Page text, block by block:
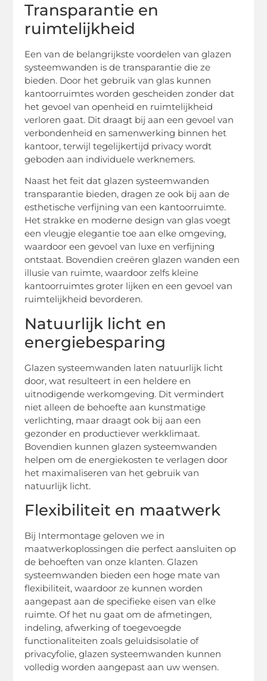
Transparantie en
ruimtelijkheid
Een van de belangrijkste voordelen van glazen
systeemwanden is de transparantie die ze
bieden. Door het gebruik van glas kunnen
kantoorruimtes worden gescheiden zonder dat
het gevoel van openheid en ruimtelijkheid
verloren gaat. Dit draagt bij aan een gevoel van
verbondenheid en samenwerking binnen het
kantoor, terwijl tegelijkertijd privacy wordt
geboden aan individuele werknemers.
Naast het feit dat glazen systeemwanden
transparantie bieden, dragen ze ook bij aan de
esthetische verfijning van een kantoorruimte.
Het strakke en moderne design van glas voegt
een vleugje elegantie toe aan elke omgeving,
waardoor een gevoel van luxe en verfijning
ontstaat. Bovendien creëren glazen wanden een
illusie van ruimte, waardoor zelfs kleine
kantoorruimtes groter lijken en een gevoel van
ruimtelijkheid bevorderen.
Natuurlijk licht en
energiebesparing
Glazen systeemwanden laten natuurlijk licht
door, wat resulteert in een heldere en
uitnodigende werkomgeving. Dit vermindert
niet alleen de behoefte aan kunstmatige
verlichting, maar draagt ook bij aan een
gezonder en productiever werkklimaat.
Bovendien kunnen glazen systeemwanden
helpen om de energiekosten te verlagen door
het maximaliseren van het gebruik van
natuurlijk licht.
Flexibiliteit en maatwerk
Bij Intermontage geloven we in
maatwerkoplossingen die perfect aansluiten op
de behoeften van onze klanten. Glazen
systeemwanden bieden een hoge mate van
flexibiliteit, waardoor ze kunnen worden
aangepast aan de specifieke eisen van elke
ruimte. Of het nu gaat om de afmetingen,
indeling, afwerking of toegevoegde
functionaliteiten zoals geluidsisolatie of
privacyfolie, glazen systeemwanden kunnen
volledig worden aangepast aan uw wensen.